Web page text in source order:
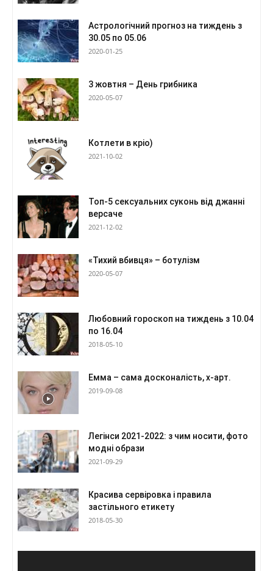
Астрологічний прогноз на тиждень з
30.05 по 05.06
2020-01-25
3 жовтня – День грибника
2020-05-07
Котлети в кріо)
2021-10-02
Топ-5 сексуальних суконь від джанні
версаче
2021-12-02
«Тихий вбивця» – ботулізм
2020-05-07
Любовний гороскоп на тиждень з 10.04
по 16.04
2018-05-10
Емма – сама досконалість, х-арт.
2019-09-08
Легінси 2021-2022: з чим носити, фото
модні образи
2021-09-29
Красива сервіровка і правила
застільного етикету
2018-05-30